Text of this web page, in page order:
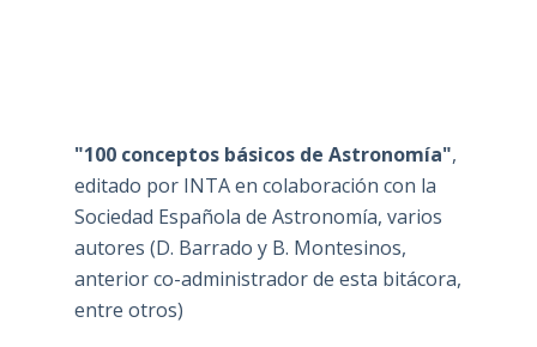
"100 conceptos básicos de Astronomía",
editado por INTA en colaboración con la
Sociedad Española de Astronomía, varios
autores (D. Barrado y B. Montesinos,
anterior co-administrador de esta bitácora,
entre otros)